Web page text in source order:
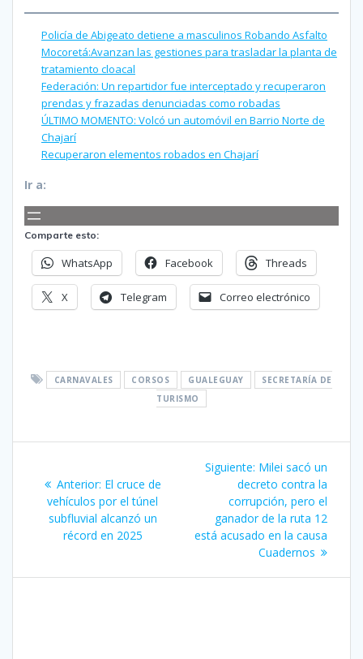
Policía de Abigeato detiene a masculinos Robando Asfalto
Mocoretá:Avanzan las gestiones para trasladar la planta de
tratamiento cloacal
Federación: Un repartidor fue interceptado y recuperaron
prendas y frazadas denunciadas como robadas
ÚLTIMO MOMENTO: Volcó un automóvil en Barrio Norte de
Chajarí
Recuperaron elementos robados en Chajarí
Ir a:
Comparte esto:
WhatsApp Facebook Threads
X Telegram Correo electrónico
CARNAVALES CORSOS GUALEGUAY
SECRETARÍA DE
TURISMO
de
entradas
Anterior: Entrada
anterior:
El cruce de
vehículos por el túnel
subfluvial alcanzó un
récord en 2025
Siguiente: Siguiente
entrada:
Milei sacó un
decreto contra la
corrupción, pero el
ganador de la ruta 12
está acusado en la causa
Cuadernos